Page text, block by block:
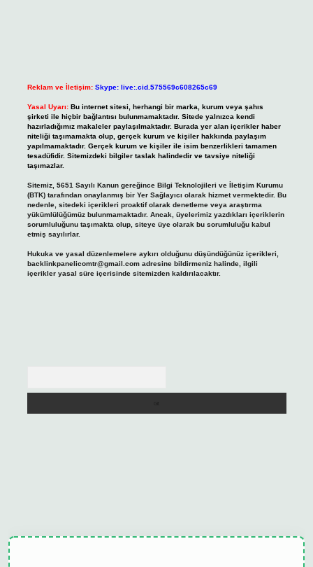
Reklam ve İletişim: Skype: live:.cid.575569c608265c69
Yasal Uyarı: Bu internet sitesi, herhangi bir marka, kurum veya şahıs
şirketi ile hiçbir bağlantısı bulunmamaktadır. Sitede yalnızca kendi
hazırladığımız makaleler paylaşılmaktadır. Burada yer alan içerikler haber
niteliği taşımamakta olup, gerçek kurum ve kişiler hakkında paylaşım
yapılmamaktadır. Gerçek kurum ve kişiler ile isim benzerlikleri tamamen
tesadüfidir. Sitemizdeki bilgiler taslak halindedir ve tavsiye niteliği
taşımazlar.
Sitemiz, 5651 Sayılı Kanun gereğince Bilgi Teknolojileri ve İletişim Kurumu
(BTK) tarafından onaylanmış bir Yer Sağlayıcı olarak hizmet vermektedir. Bu
nedenle, sitedeki içerikleri proaktif olarak denetleme veya araştırma
yükümlülüğümüz bulunmamaktadır. Ancak, üyelerimiz yazdıkları içeriklerin
sorumluluğunu taşımakta olup, siteye üye olarak bu sorumluluğu kabul
etmiş sayılırlar.
Hukuka ve yasal düzenlemelere aykırı olduğunu düşündüğünüz içerikleri,
backlinkpanelicomtr@gmail.comadresine bildirmeniz halinde, ilgili
içerikler yasal süre içerisinde sitemizden kaldırılacaktır.